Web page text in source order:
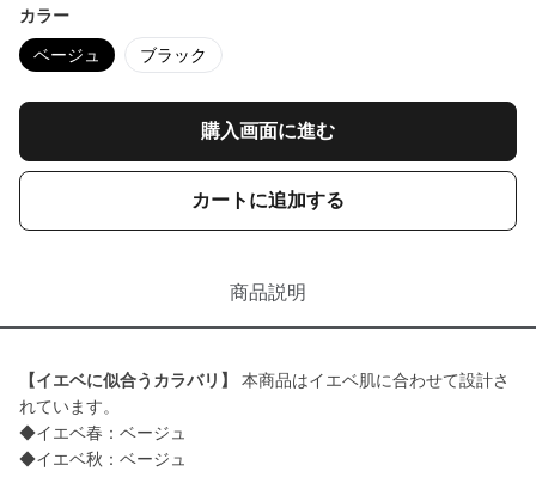
カラー
ベージュ ブラック
購入画面に進む
カートに追加する
商品説明
【イエベに似合うカラバリ】
本商品はイエベ肌に合わせて設計さ
れています。
◆イエベ春：ベージュ
◆イエベ秋：ベージュ